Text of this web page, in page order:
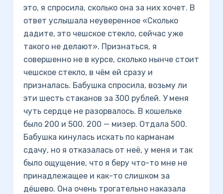
это, я спросила, сколько она за них хочет. В
ответ услышала неуверенное «Сколько
дадите, это чешское стекло, сейчас уже
такого не делают». Признаться, я
совершенно не в курсе, сколько нынче стоит
чешское стекло, в чём ей сразу и
призналась. Бабушка спросила, возьму ли
эти шесть стаканов за 300 рублей. У меня
чуть сердце не разорвалось. В кошельке
было 200 и 500. 200 — мизер. Отдала 500.
Бабушка кинулась искать по карманам
сдачу, но я отказалась от неё, у меня и так
было ощущение, что я беру что-то мне не
принадлежащее и как-то слишком за
дёшево. Она очень трогательно наказала